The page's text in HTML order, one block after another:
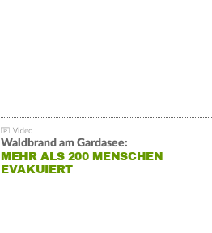
Waldbrand am Gardasee:
MEHR ALS 200 MENSCHEN
EVAKUIERT